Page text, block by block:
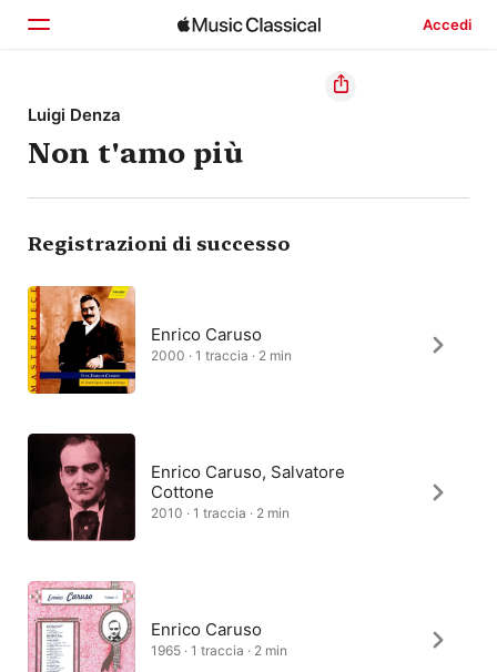
Accedi
Home
Scopri
Cerca
Luigi Denza
Non t'amo più
Registrazioni di successo
Enrico Caruso
2000 · 1 traccia · 2 min
Enrico Caruso, Salvatore
Cottone
2010 · 1 traccia · 2 min
Enrico Caruso
1965 · 1 traccia · 2 min